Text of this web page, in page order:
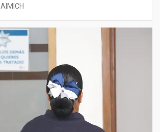
AIMICH